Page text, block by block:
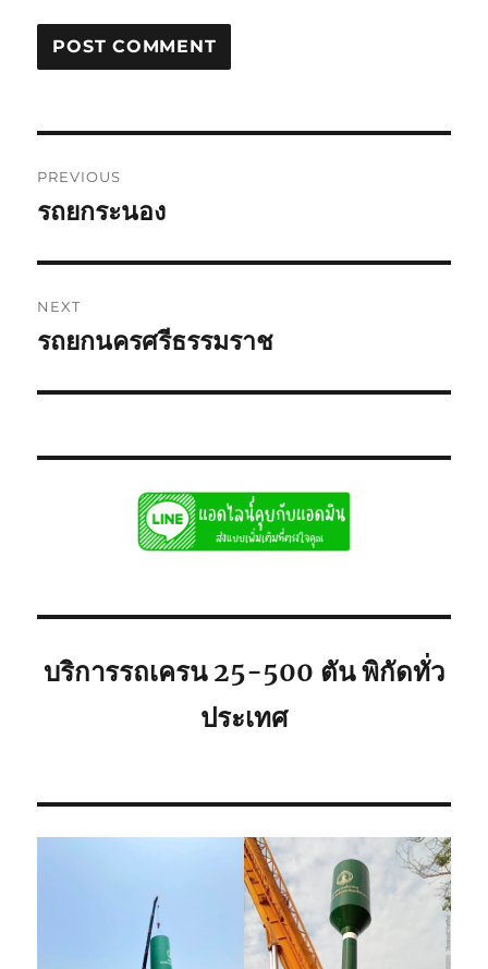
navigation
PREVIOUS
Previous
รถยกระนอง
NEXT
Next
รถยกนครศรีธรรมราช
บริการรถเครน 25-500 ตัน พิกัดทั่ว
ประเทศ